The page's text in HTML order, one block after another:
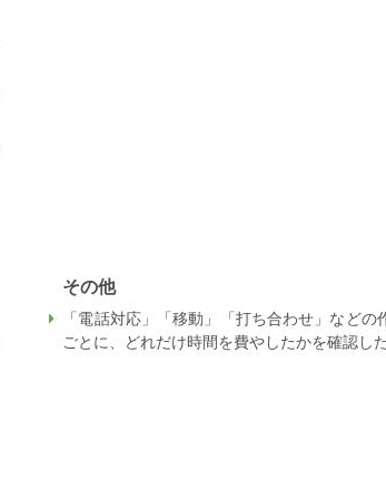
その他
「電話対応」「移動」「打ち合わせ」などの
ごとに、どれだけ時間を費やしたかを確認し